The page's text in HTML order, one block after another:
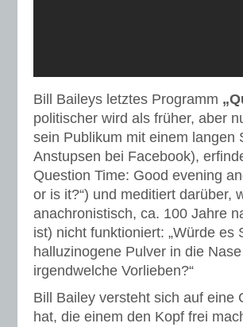
Bill Baileys letztes Programm
politischer wird als früher, aber
sein Publikum mit einem langen
Anstupsen bei Facebook),
Question Time: Good evening
or is it?“) und meditiert darüber,
anachronistisch, ca. 100 Jahre
ist) nicht funktioniert: „Würde
halluzinogene Pulver in die
irgendwelche Vorlieben?“
Bill Bailey versteht sich auf eine
hat, die einem den Kopf frei